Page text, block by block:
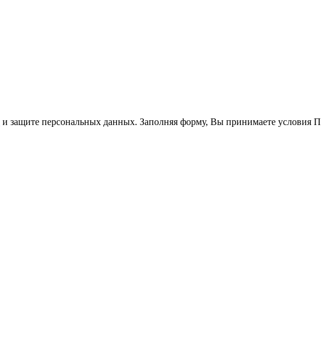
и защите персональных данных. Заполняя форму, Вы принимаете условия